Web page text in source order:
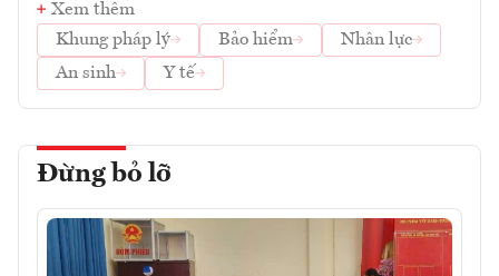
Xem thêm
Khung pháp lý
Bảo hiểm
Nhân lực
An sinh
Y tế
Đừng bỏ lỡ